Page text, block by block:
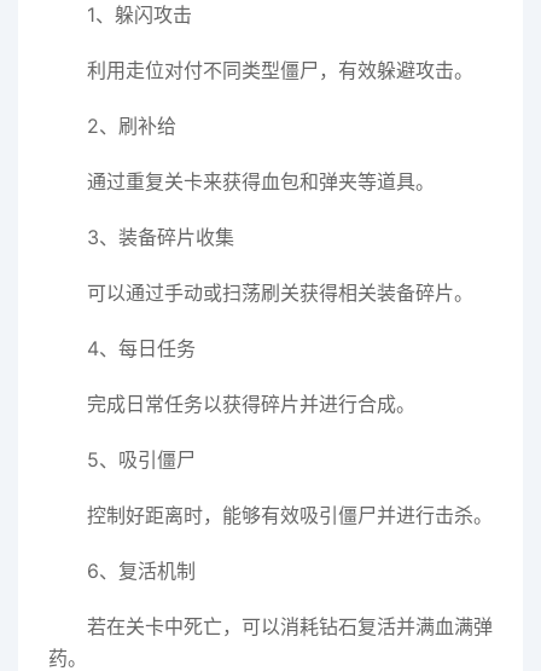
1、躲闪攻击
利用走位对付不同类型僵尸，有效躲避攻击。
2、刷补给
通过重复关卡来获得血包和弹夹等道具。
3、装备碎片收集
可以通过手动或扫荡刷关获得相关装备碎片。
4、每日任务
完成日常任务以获得碎片并进行合成。
5、吸引僵尸
控制好距离时，能够有效吸引僵尸并进行击杀。
6、复活机制
若在关卡中死亡，可以消耗钻石复活并满血满弹
药。